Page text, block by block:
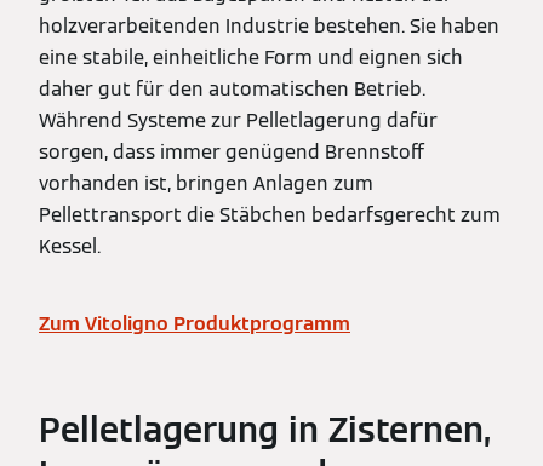
holzverarbeitenden Industrie bestehen. Sie haben
eine stabile, einheitliche Form und eignen sich
daher gut für den automatischen Betrieb.
Während Systeme zur Pelletlagerung dafür
sorgen, dass immer genügend Brennstoff
vorhanden ist, bringen Anlagen zum
Pellettransport die Stäbchen bedarfsgerecht zum
Kessel.
Zum Vitoligno Produktprogramm
Pelletlagerung in Zisternen,